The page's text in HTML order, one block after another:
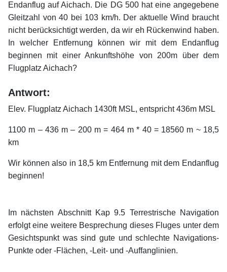
Endanflug auf Aichach. Die DG 500 hat eine angegebene
Gleitzahl von 40 bei 103 km/h. Der aktuelle Wind braucht
nicht berücksichtigt werden, da wir eh Rückenwind haben.
In welcher Entfernung können wir mit dem Endanflug
beginnen mit einer Ankunftshöhe von 200m über dem
Flugplatz Aichach?
Antwort:
Elev. Flugplatz Aichach 1430ft MSL, entspricht 436m MSL
1100 m – 436 m – 200 m = 464 m * 40 = 18560 m ~ 18,5
km
Wir können also in 18,5 km Entfernung mit dem Endanflug
beginnen!
Im nächsten Abschnitt Kap 9.5 Terrestrische Navigation
erfolgt eine weitere Besprechung dieses Fluges unter dem
Gesichtspunkt was sind gute und schlechte Navigations-
Punkte oder -Flächen, -Leit- und -Auffanglinien.